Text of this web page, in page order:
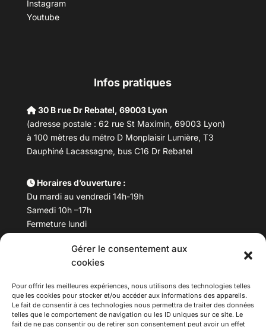
Gérer le consentement aux
cookies
Pour offrir les meilleures expériences, nous utilisons des technologies telles
que les cookies pour stocker et/ou accéder aux informations des appareils.
Le fait de consentir à ces technologies nous permettra de traiter des données
telles que le comportement de navigation ou les ID uniques sur ce site. Le
fait de ne pas consentir ou de retirer son consentement peut avoir un effet
Instagram
Youtube
Infos pratiques
30 B rue Dr Rebatel, 69003 Lyon
(adresse postale : 62 rue St Maximin, 69003 Lyon)
à 100 mètres du métro D Monplaisir Lumière, T3
Dauphiné Lacassagne, bus C16 Dr Rebatel
Horaires d’ouverture :
Du mardi au vendredi 14h-19h
Samedi 10h –17h
Fermeture lundi
Téléphone : 04 78 53 06 40
maisondesculturesasiatiques@asiexpo.com